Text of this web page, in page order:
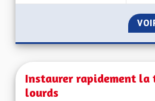
Instaurer rapidement la
lourds